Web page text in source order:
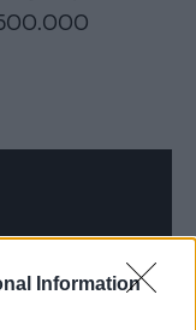
Information